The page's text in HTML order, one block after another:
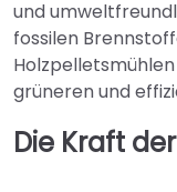
und
fossilen
grüneren und
Die Kraft